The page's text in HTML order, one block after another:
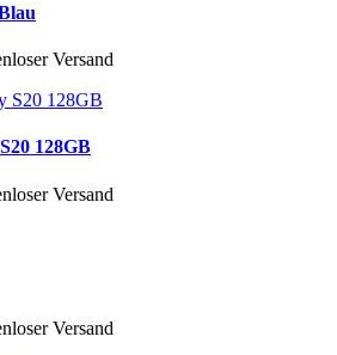
Versand
128GB
Versand
Versand